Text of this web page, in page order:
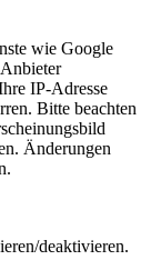
wie Google
IP-Adresse
Bitte beachten
Änderungen
deaktivieren.